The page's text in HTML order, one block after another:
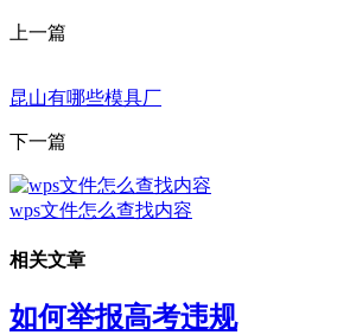
上一篇
昆山有哪些模具厂
下一篇
wps文件怎么查找内容
相关文章
如何举报高考违规